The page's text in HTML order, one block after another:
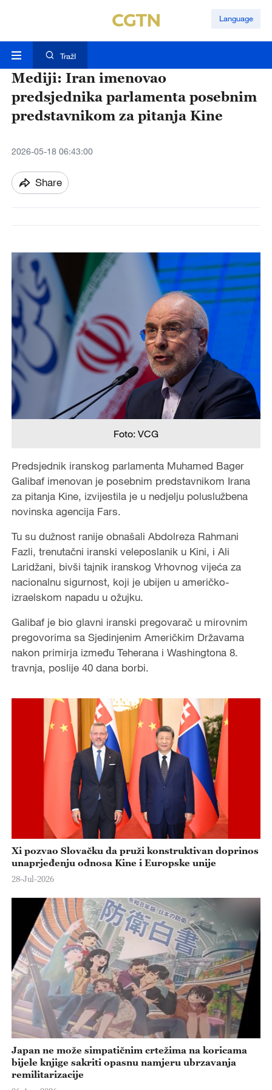
Language
TražI
Mediji: Iran imenovao
predsjednika parlamenta posebnim
predstavnikom za pitanja Kine
2026-05-18 06:43:00
Share
Foto: VCG
Predsjednik iranskog parlamenta Muhamed Bager
Galibaf imenovan je posebnim predstavnikom Irana
za pitanja Kine, izvijestila je u nedjelju poluslužbena
novinska agencija Fars.
Tu su dužnost ranije obnašali Abdolreza Rahmani
Fazli, trenutačni iranski veleposlanik u Kini, i Ali
Laridžani, bivši tajnik iranskog Vrhovnog vijeća za
nacionalnu sigurnost, koji je ubijen u američko-
izraelskom napadu u ožujku.
Galibaf je bio glavni iranski pregovarač u mirovnim
pregovorima sa Sjedinjenim Američkim Državama
nakon primirja između Teherana i Washingtona 8.
travnja, poslije 40 dana borbi.
Xi pozvao Slovačku da pruži konstruktivan doprinos
unaprjeđenju odnosa Kine i Europske unije
28-Jul-2026
Japan ne može simpatičnim crtežima na koricama
bijele knjige sakriti opasnu namjeru ubrzavanja
remilitarizacije